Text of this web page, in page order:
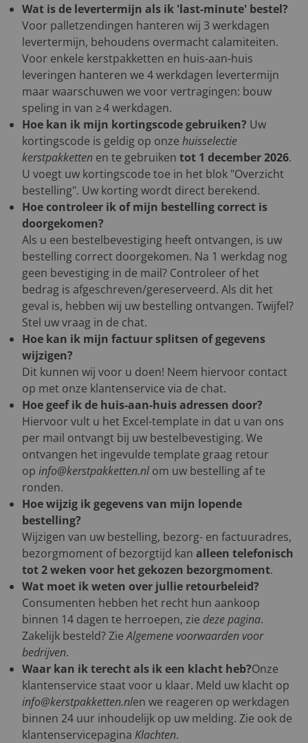
Wat is de levertermijn als ik 'last-minute' bestel?
Voor palletzendingen hanteren wij 3 werkdagen
levertermijn, behoudens overmacht calamiteiten.
Voor enkele kerstpakketten en huis-aan-huis
leveringen hanteren we 4 werkdagen levertermijn
maar waarschuwen we voor vertragingen: bouw
speling in van ≥ 4 werkdagen.
Hoe kan ik mijn kortingscode gebruiken? Uw
kortingscode is geldig op onze huisselectie
kerstpakketten en te gebruiken tot 1 december 2026.
U voegt uw kortingscode toe in het blok "Overzicht
bestelling". Uw korting wordt direct berekend.
Hoe controleer ik of mijn bestelling correct is
doorgekomen?
Als u een bestelbevestiging heeft ontvangen, is uw
bestelling correct doorgekomen. Na 1 werkdag nog
geen bevestiging in de mail? Controleer of het
bedrag is afgeschreven/gereserveerd. Als dit het
geval is, hebben wij uw bestelling ontvangen. Twijfel?
Stel uw vraag in de chat.
Hoe kan ik mijn factuur splitsen of gegevens
wijzigen?
Dit kunnen wij voor u doen! Neem hiervoor contact
op met onze klantenservice via de chat.
Hoe geef ik de huis-aan-huis adressen door?
Hiervoor vult u het Excel-template in dat u van ons
per mail ontvangt bij uw bestelbevestiging. We
ontvangen het ingevulde template graag retour
op info@kerstpakketten.nlom uw bestelling af te
ronden.
Hoe wijzig ik gegevens van mijn lopende
bestelling?
Wijzigen van uw bestelling, bezorg- en factuuradres,
bezorgmoment of bezorgtijd kan alleen telefonisch
tot 2 weken voor het gekozen bezorgmoment.
Wat moet ik weten over jullie retourbeleid?
Consumenten hebben het recht hun aankoop
binnen 14 dagen te herroepen, zie deze pagina.
Zakelijk besteld? ZieAlgemene voorwaarden voor
bedrijven.
Waar kan ik terecht als ik een klacht heb?Onze
klantenservice staat voor u klaar. Meld uw klacht op
info@kerstpakketten.nlen we reageren op werkdagen
binnen 24 uur inhoudelijk op uw melding. Zie ook de
klantenservicepagina Klachten.